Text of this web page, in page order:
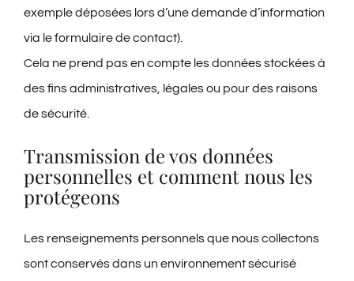
exemple déposées lors d’une demande d’information
via le formulaire de contact).
Cela ne prend pas en compte les données stockées à
des fins administratives, légales ou pour des raisons
de sécurité.
Transmission de vos données
personnelles et comment nous les
protégeons
Les renseignements personnels que nous collectons
sont conservés dans un environnement sécurisé